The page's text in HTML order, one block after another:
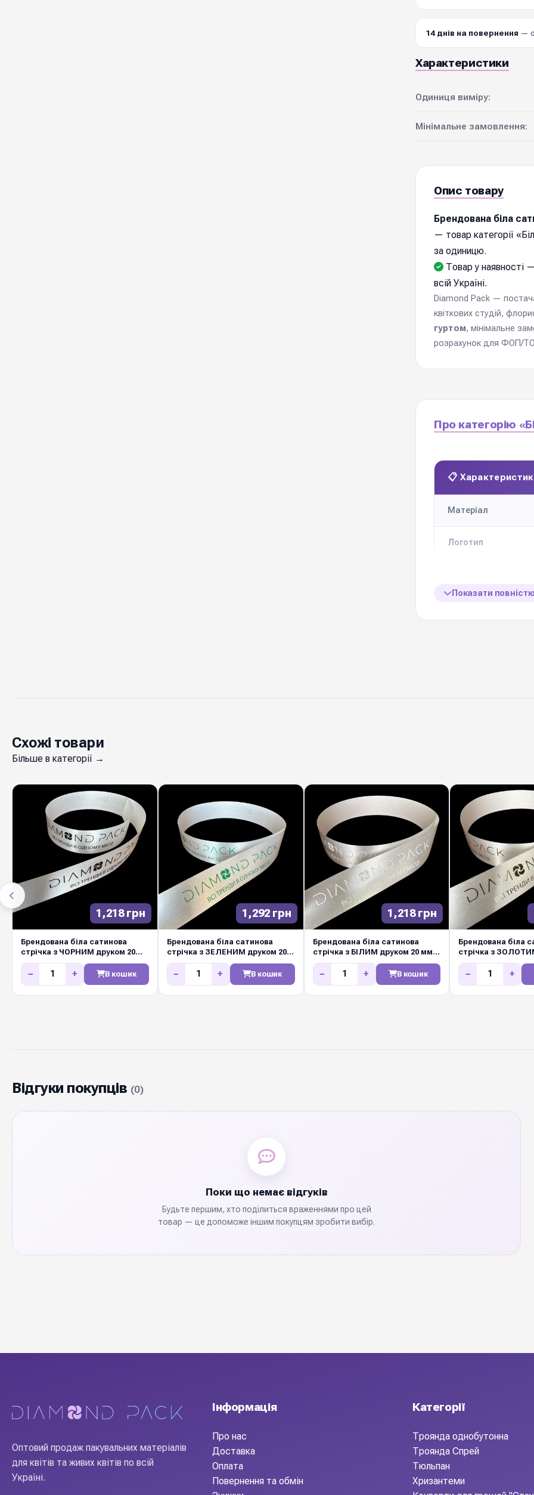
14 днів на повернення —
Характеристики
Одиниця виміру:
Мінімальне замовлення:
Опис товару
Брендована біла
— товар категорії
за одиницю.
Товар у наявності
всій Україні.
Diamond Pack —
квіткових студій,
гуртом, мінімальне
розрахунок для ФОП/
Про категорію
📋
Матеріал
Логотип
клієнта
доступні формати
Виробник
Біла сатинова
будь-якого букета і
фарбування та міцне
активному
коробок, весільних
Замовляйте оптом у
відправка по Україні.
Показати повністю
Схожі товари
Більше в категорії →
1,218 грн
Брендована біла сатинова
стрічка з ЧОРНИМ друком 20
мм / 50м
− + В кошик
1,292 грн
Брендована біла сатинова
стрічка з ЗЕЛЕНИМ друком 20
мм / 50м
− + В кошик
1,218 грн
Брендована біла сатинова
стрічка з БІЛИМ друком 20 мм /
50м
− + В кошик
Брендована біла
стрічка з
мм / 50м
− +
Відгуки покупців (0)
Поки що немає відгуків
Будьте першим, хто поділиться враженнями про цей
товар — це допоможе іншим покупцям зробити вибір.
Оптовий продаж пакувальних матеріалів
для квітів та живих квітів по всій
Україні.
Інформація
Про нас
Доставка
Оплата
Повернення та обмін
Категорії
Троянда однобутонна
Троянда Спрей
Тюльпан
Хризантеми